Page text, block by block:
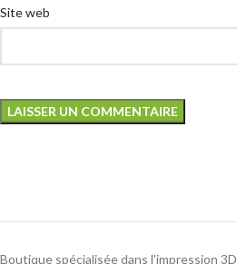
Site web
Boutique spécialisée dans l'impression 3D